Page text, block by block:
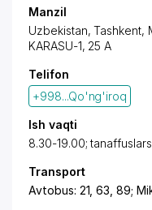
Manzil
Uzbekistan,Tashkent,
KARASU-1, 25 A
Telifon
+998...Qo'ng'iroq
Ish vaqti
8.30-19.00;
Transport
Avtobus: 21, 63, 89;